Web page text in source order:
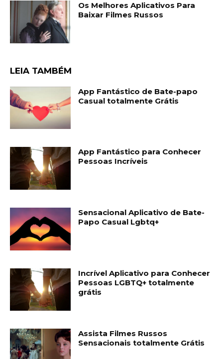
Os Melhores Aplicativos Para
Baixar Filmes Russos
LEIA TAMBÉM
App Fantástico de Bate-papo
Casual totalmente Grátis
App Fantástico para Conhecer
Pessoas Incríveis
Sensacional Aplicativo de Bate-
Papo Casual Lgbtq+
Incrível Aplicativo para Conhecer
Pessoas LGBTQ+ totalmente
grátis
Assista Filmes Russos
Sensacionais totalmente Grátis